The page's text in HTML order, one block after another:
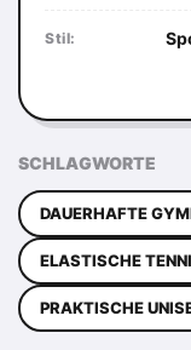
Stil:
SCHLAGWORTE
DAUERHAFTE
ELASTISCHE
PRAKTISCHE